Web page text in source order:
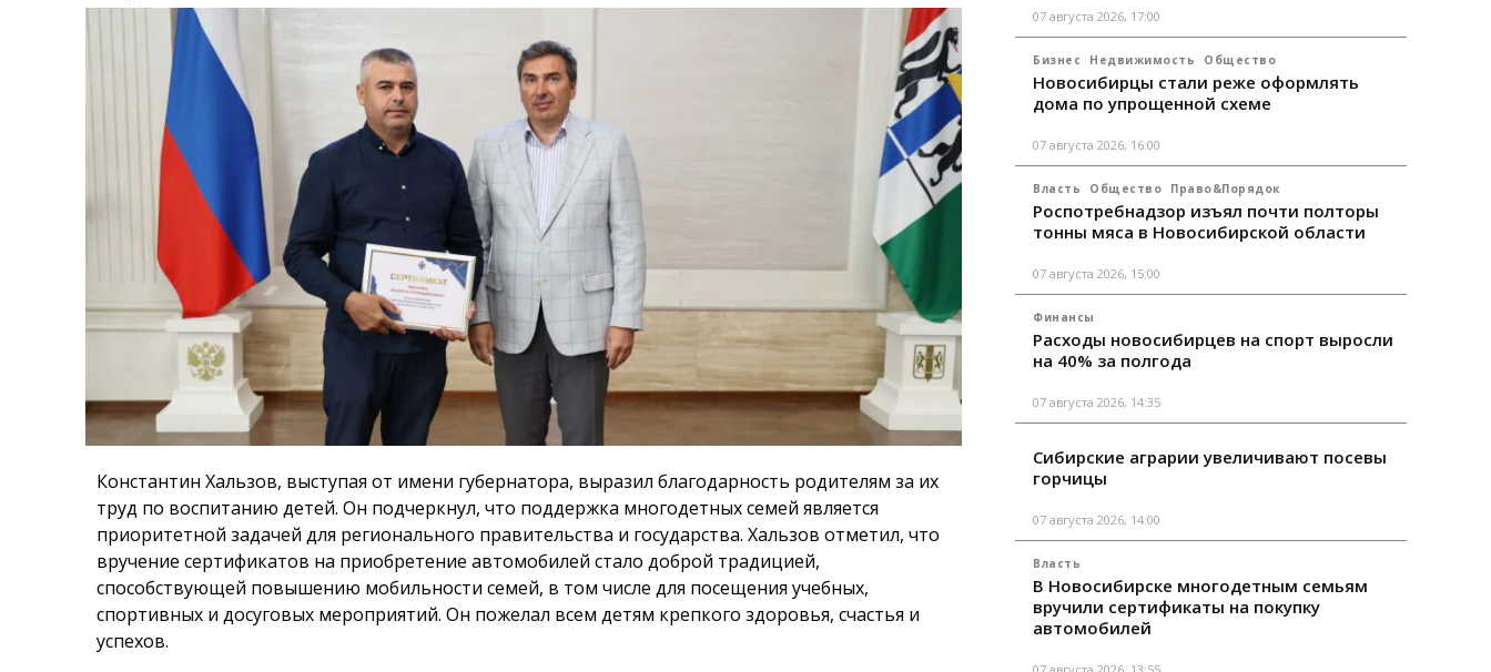
Константин Хальзов, выступая от имени губернатора, выразил благодарность родителям за их
труд по воспитанию детей. Он подчеркнул, что поддержка многодетных семей является
приоритетной задачей для регионального правительства и государства. Хальзов отметил, что
вручение сертификатов на приобретение автомобилей стало доброй традицией,
способствующей повышению мобильности семей, в том числе для посещения учебных,
спортивных и досуговых мероприятий. Он пожелал всем детям крепкого здоровья, счастья и
успехов.
07 августа 2026, 17:00
Бизнес Недвижимость Общество
Новосибирцы стали реже оформлять
дома по упрощенной схеме
07 августа 2026, 16:00
Власть Общество Право&Порядок
Роспотребнадзор изъял почти полторы
тонны мяса в Новосибирской области
07 августа 2026, 15:00
Финансы
Расходы новосибирцев на спорт выросли
на 40% за полгода
07 августа 2026, 14:35
Сибирские аграрии увеличивают посевы
горчицы
07 августа 2026, 14:00
Власть
В Новосибирске многодетным семьям
вручили сертификаты на покупку
автомобилей